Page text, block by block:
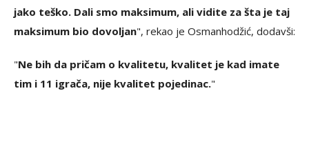
jako teško. Dali smo maksimum, ali vidite za šta je taj
maksimum bio dovoljan", rekao je Osmanhodžić, dodavši:
"Ne bih da pričam o kvalitetu, kvalitet je kad imate
tim i 11 igrača, nije kvalitet pojedinac."